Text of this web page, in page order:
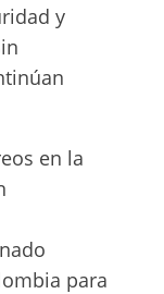
y
en la
para